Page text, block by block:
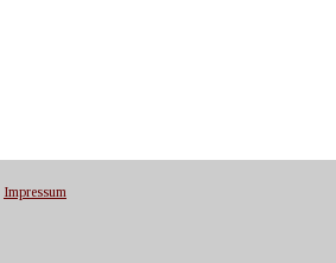
Impressum